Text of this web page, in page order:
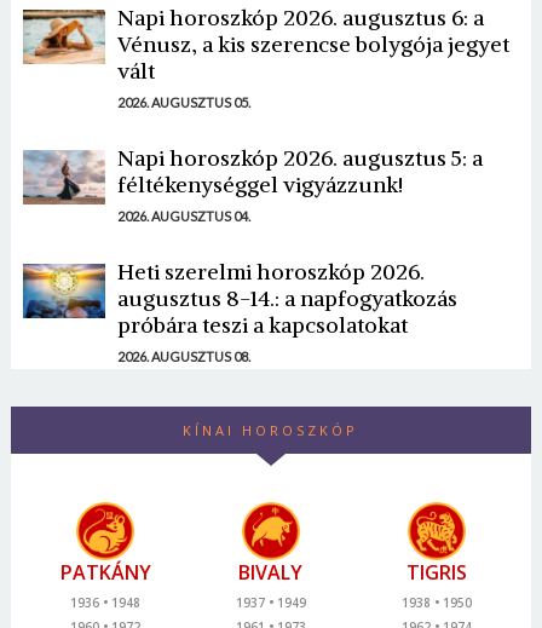
Napi horoszkóp 2026. augusztus 6: a
Vénusz, a kis szerencse bolygója jegyet
vált
2026. AUGUSZTUS 05.
Napi horoszkóp 2026. augusztus 5: a
féltékenységgel vigyázzunk!
2026. AUGUSZTUS 04.
Heti szerelmi horoszkóp 2026.
augusztus 8-14.: a napfogyatkozás
próbára teszi a kapcsolatokat
2026. AUGUSZTUS 08.
KÍNAI HOROSZKÓP
PATKÁNY
1936
1948
BIVALY
1937
1949
TIGRIS
1938
1950